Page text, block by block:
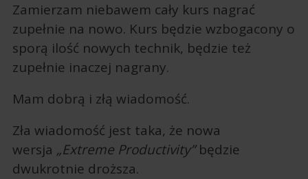
Zamierzam niebawem cały kurs nagrać
zupełnie na nowo. Kurs będzie wzbogacony o
sporą ilość nowych technik, będzie też
zupełnie inaczej nagrany.
Mam dobrą i złą wiadomość.
Zła wiadomość jest taka, że nowa
wersja „Extreme Productivity”będzie
dwukrotnie droższa.